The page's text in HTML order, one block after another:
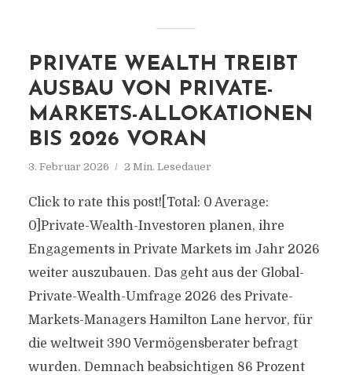
PRIVATE WEALTH TREIBT
AUSBAU VON PRIVATE-
MARKETS-ALLOKATIONEN
BIS 2026 VORAN
3. Februar 2026 2 Min. Lesedauer
Click to rate this post![Total: 0 Average:
0]Private-Wealth-Investoren planen, ihre
Engagements in Private Markets im Jahr 2026
weiter auszubauen. Das geht aus der Global-
Private-Wealth-Umfrage 2026 des Private-
Markets-Managers Hamilton Lane hervor, für
die weltweit 390 Vermögensberater befragt
wurden. Demnach beabsichtigen 86 Prozent